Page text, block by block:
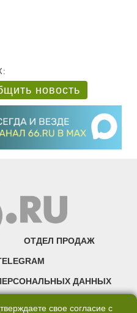
новость
ОТДЕЛ ПРОДАЖ
ДАННЫХ
свое согласие с